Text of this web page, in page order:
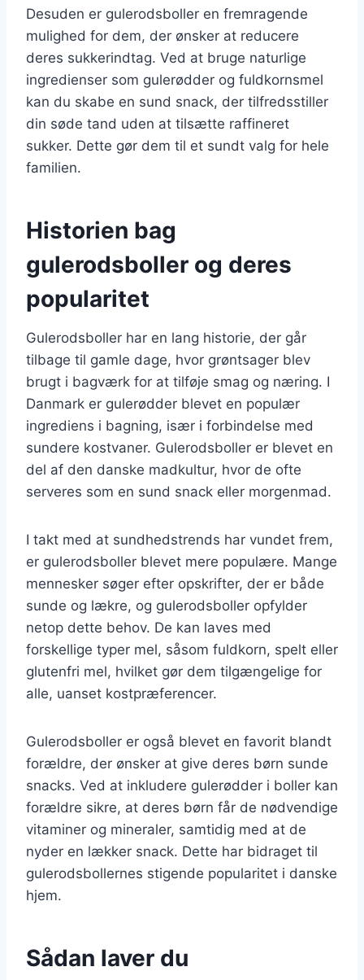
Desuden er gulerodsboller en fremragende
mulighed for dem, der ønsker at reducere
deres sukkerindtag. Ved at bruge naturlige
ingredienser som gulerødder og fuldkornsmel
kan du skabe en sund snack, der tilfredsstiller
din søde tand uden at tilsætte raffineret
sukker. Dette gør dem til et sundt valg for hele
familien.
Historien bag
gulerodsboller og deres
popularitet
Gulerodsboller har en lang historie, der går
tilbage til gamle dage, hvor grøntsager blev
brugt i bagværk for at tilføje smag og næring. I
Danmark er gulerødder blevet en populær
ingrediens i bagning, især i forbindelse med
sundere kostvaner. Gulerodsboller er blevet en
del af den danske madkultur, hvor de ofte
serveres som en sund snack eller morgenmad.
I takt med at sundhedstrends har vundet frem,
er gulerodsboller blevet mere populære. Mange
mennesker søger efter opskrifter, der er både
sunde og lækre, og gulerodsboller opfylder
netop dette behov. De kan laves med
forskellige typer mel, såsom fuldkorn, spelt eller
glutenfri mel, hvilket gør dem tilgængelige for
alle, uanset kostpræferencer.
Gulerodsboller er også blevet en favorit blandt
forældre, der ønsker at give deres børn sunde
snacks. Ved at inkludere gulerødder i boller kan
forældre sikre, at deres børn får de nødvendige
vitaminer og mineraler, samtidig med at de
nyder en lækker snack. Dette har bidraget til
gulerodsbollernes stigende popularitet i danske
hjem.
Sådan laver du